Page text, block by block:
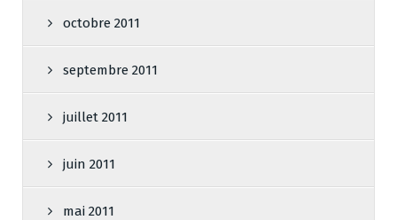
octobre 2011
septembre 2011
juillet 2011
juin 2011
mai 2011